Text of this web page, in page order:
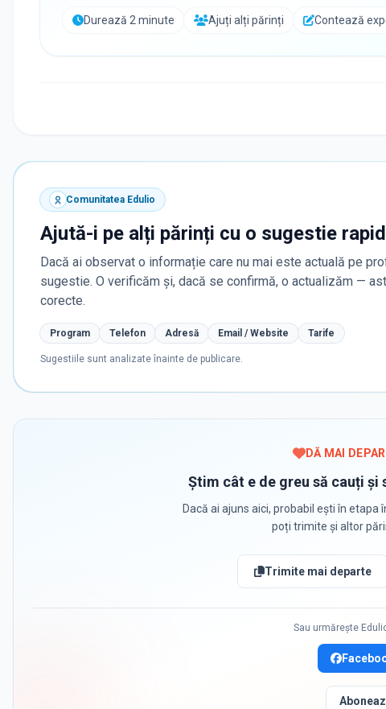
Durează 2 minute Ajuți alți părinți Contează
Comunitatea Edulio
Ajută-i pe alți părinți cu o sugestie
Dacă ai observat o informație care nu mai este actuală pe
sugestie. O verificăm și, dacă se confirmă, o actualizăm —
corecte.
Program Telefon Adresă Email / Website Tarife
Sugestiile sunt analizate înainte de publicare.
DĂ MAI
Știm cât e de greu să cauți
Dacă ai ajuns aici, probabil ești în
poți trimite și altor
Trimite mai departe
Sau urmărește